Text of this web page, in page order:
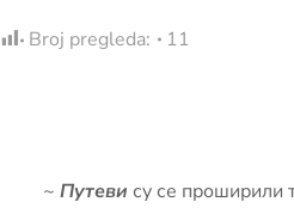
Broj pregleda: 11
~ Путеви су се проширили